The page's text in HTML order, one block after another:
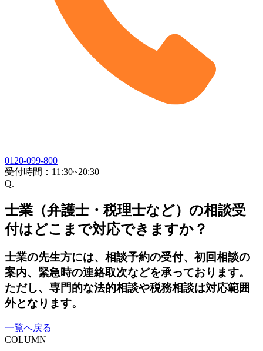
0120-099-800
受付時間： 11:30~20:30
Q.
士業（弁護士・税理士など）の相談受
付はどこまで対応できますか？
士業の先生方には、相談予約の受付、初回相談の
案内、緊急時の連絡取次などを承っております。
ただし、専門的な法的相談や税務相談は対応範囲
外となります。
一覧へ戻る
COLUMN